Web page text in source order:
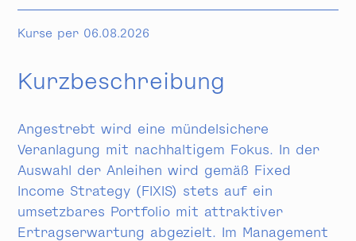
Kurse per 06.08.2026
Kurzbeschreibung
Angestrebt wird eine mündelsichere
Veranlagung mit nachhaltigem Fokus. In der
Auswahl der Anleihen wird gemäß Fixed
Income Strategy (FIXIS) stets auf ein
umsetzbares Portfolio mit attraktiver
Ertragserwartung abgezielt. Im Management